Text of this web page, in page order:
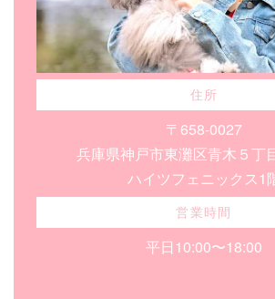
住所
〒658-0027
兵庫県神戸市東灘区青木５丁
ハイツフェニックス1
営業時間
平日10:00〜18:00